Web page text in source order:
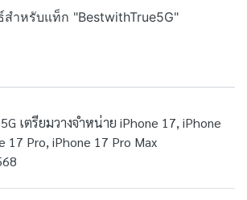
สำหรับแท็ก "BestwithTrue5G"
เตรียมวางจำหน่าย iPhone 17, iPhone
17 Pro, iPhone 17 Pro Max